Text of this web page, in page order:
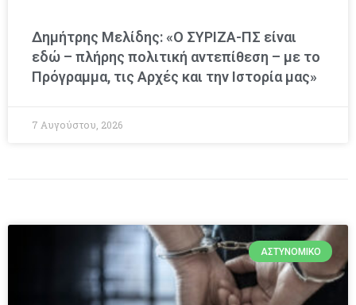
Δημήτρης Μελίδης: «Ο ΣΥΡΙΖΑ-ΠΣ είναι
εδώ – πλήρης πολιτική αντεπίθεση – με το
Πρόγραμμα, τις Αρχές και την Ιστορία μας»
7 Αυγούστου, 2026
ΑΣΤΥΝΟΜΙΚΌ